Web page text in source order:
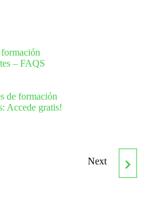
– FAQS
de formación
Accede gratis!
EDUCACIÓN SEXUAL Y
Next